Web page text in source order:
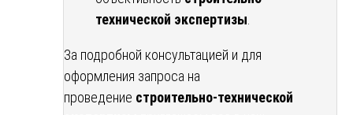
технической экспертизы
За подробной консультацией и для
оформления запроса на
проведение строительно-технической